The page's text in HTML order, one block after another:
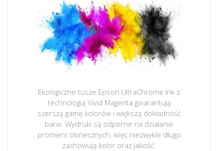
Ekologiczne tusze Epson UltraChrome Ink z
technologią Vivid Magenta gwarantują
szerszą gamę kolorów i większą dokładność
barw. Wydruki są odporne na działanie
promieni słonecznych, więc niezwykle długo
zachowują kolor oraz jakość.